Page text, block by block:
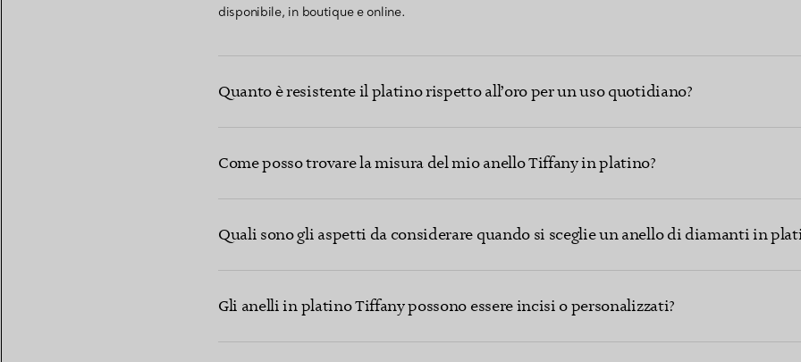
disponibile, in boutique e online.
Quanto è resistente il platino rispetto all’oro per un uso quotidiano?
Come posso trovare la misura del mio anello Tiffany in platino?
Quali sono gli aspetti da considerare quando si sceglie un anello di diamanti in
Gli anelli in platino Tiffany possono essere incisi o personalizzati?